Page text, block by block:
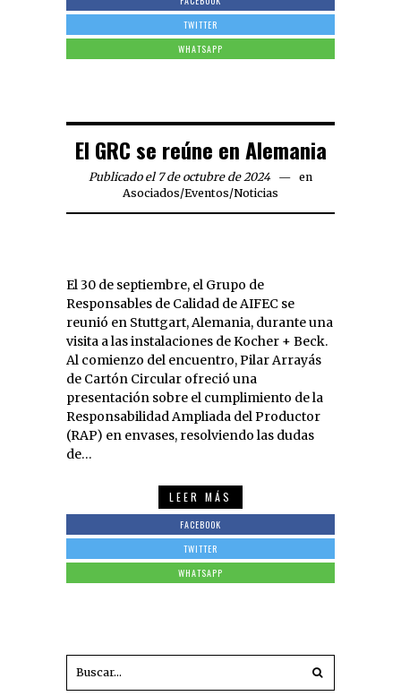
TWITTER
WHATSAPP
El GRC se reúne en Alemania
Publicado el 7 de octubre de 2024
en
Asociados/Eventos/Noticias
El 30 de septiembre, el Grupo de
Responsables de Calidad de AIFEC se
reunió en Stuttgart, Alemania, durante una
visita a las instalaciones de Kocher + Beck.
Al comienzo del encuentro, Pilar Arrayás
de Cartón Circular ofreció una
presentación sobre el cumplimiento de la
Responsabilidad Ampliada del Productor
(RAP) en envases, resolviendo las dudas
de…
LEER MÁS
FACEBOOK
TWITTER
WHATSAPP